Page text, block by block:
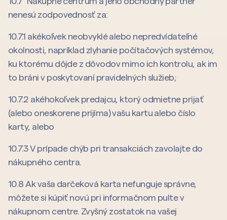
nenesú zodpovednosť za:
10.7.1 akékoľvek neobvyklé alebo nepredvídateľné
okolnosti, napríklad zlyhanie počítačových systémov,
ku ktorému dôjde z dôvodov mimo ich kontrolu, ak im
to bráni v poskytovaní pravidelných služieb;
10.7.2 akéhokoľvek predajcu, ktorý odmietne prijať
(alebo oneskorene prijíma) vašu kartu alebo číslo
karty, alebo
10.7.3 V prípade chýb pri transakciách zavolajte do
nákupného centra.
10.8 Ak vaša darčeková karta nefunguje správne,
môžete si kúpiť novú pri informačnom pulte v
nákupnom centre. Zvyšný zostatok na vašej